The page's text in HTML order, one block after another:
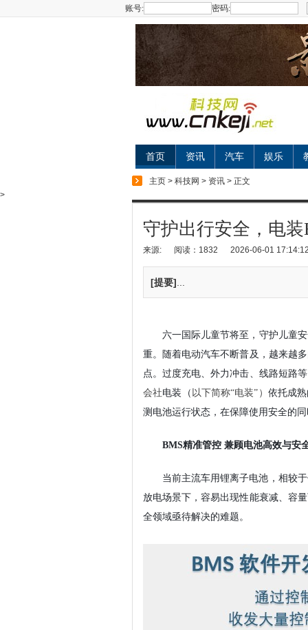
账号: 密码:
首页 资讯 汽车 娱乐
主页 > 科技网 > 资讯 > 正文
>
守护出行安全，电
来源: 阅读：1832 2026-06-01
[提要]
六一 国际儿童节将至，守护 儿童
重。随着电动汽车不断普及， 越来越
点。过度充电、外力冲击、线路短路
会社电装 （ 以下简称“电装”） 依托成
测电池运行状态，在保障使用安全的
BMS精准管控 兼顾电池高效与安
当前主流车用锂离子电池，相较
放电场景下，容易出现性能衰减、容
全领域亟待解决的难题。